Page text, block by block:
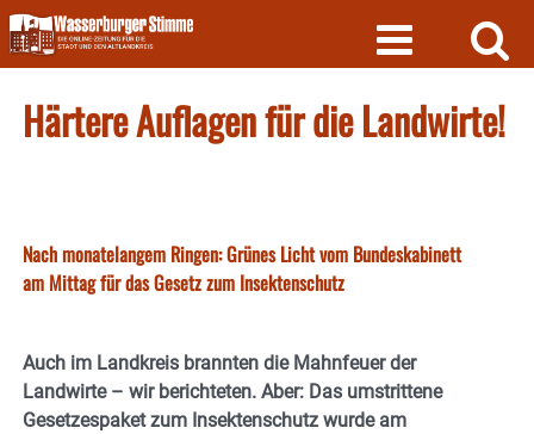
Skip
to
content
Härtere Auflagen für die Landwirte!
Nach monatelangem Ringen: Grünes Licht vom Bundeskabinett
am Mittag für das Gesetz zum Insektenschutz
Auch im Landkreis brannten die Mahnfeuer der
Landwirte – wir berichteten. Aber: Das umstrittene
Gesetzespaket zum Insektenschutz wurde am